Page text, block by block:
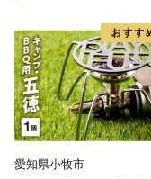
のお寿司や新鮮な
くまでご堪能いた
日本一を誇り、多
造、オリジナル商
た、日本屈指の生
ルシースイーツと
たちなか市ソウル
愛知県小牧市